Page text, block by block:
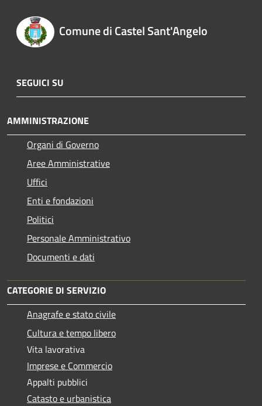
Comune di Castel Sant'Angelo
SEGUICI SU
AMMINISTRAZIONE
Organi di Governo
Aree Amministrative
Uffici
Enti e fondazioni
Politici
Personale Amministrativo
Documenti e dati
CATEGORIE DI SERVIZIO
Anagrafe e stato civile
Cultura e tempo libero
Vita lavorativa
Imprese e Commercio
Appalti pubblici
Catasto e urbanistica